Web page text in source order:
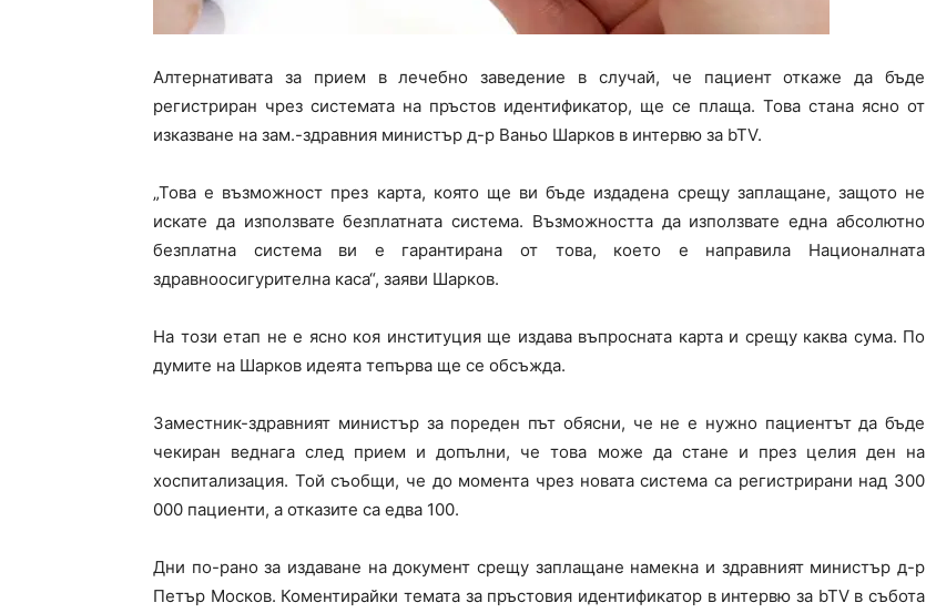
Алтернативата за прием в лечебно заведение в случай, че пациент откаже да бъде
регистриран чрез системата на пръстов идентификатор, ще се плаща. Това стана ясно от
изказване на зам.-здравния министър д-р Ваньо Шарков в интервю за bTV.
„Това е възможност през карта, която ще ви бъде издадена срещу заплащане, защото не
искате да използвате безплатната система. Възможността да използвате една абсолютно
безплатна система ви е гарантирана от това, което е направила Националната
здравноосигурителна каса“, заяви Шарков.
На този етап не е ясно коя институция ще издава въпросната карта и срещу каква сума. По
думите на Шарков идеята тепърва ще се обсъжда.
Заместник-здравният министър за пореден път обясни, че не е нужно пациентът да бъде
чекиран веднага след прием и допълни, че това може да стане и през целия ден на
хоспитализация. Той съобщи, че до момента чрез новата система са регистрирани над 300
000 пациенти, а отказите са едва 100.
Дни по-рано за издаване на документ срещу заплащане намекна и здравният министър д-р
Петър Москов. Коментирайки темата за пръстовия идентификатор в интервю за bTV в събота